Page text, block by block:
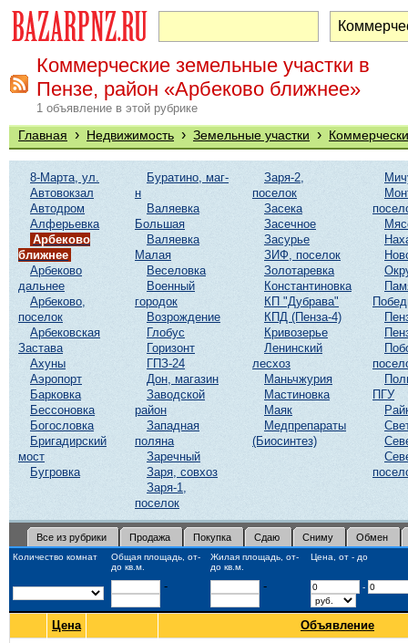
Коммерческие земельные участки в
Пензе, район «Арбеково ближнее»
1 объявление в этой рубрике
Главная › Недвижимость › Земельные участки ›
8-Марта, ул.
Автовокзал
Автодром
Алферьевка
Арбеково
ближнее
Арбеково
дальнее
Арбеково,
поселок
Арбековская
Застава
Ахуны
Аэропорт
Барковка
Бессоновка
Богословка
Бригадирский
мост
Бугровка
Буратино, маг-
н
Валяевка
Большая
Валяевка
Малая
Веселовка
Военный
городок
Возрождение
Глобус
Горизонт
ГПЗ-24
Дон, магазин
Заводской
район
Западная
поляна
Заречный
Заря, совхоз
Заря-1,
поселок
Заря-2,
поселок
Засека
Засечное
Засурье
ЗИФ, поселок
Золотаревка
Константиновка
КП "Дубрава"
КПД (Пенза-4)
Кривозерье
Ленинский
лесхоз
Маньчжурия
Мастиновка
Маяк
Медпрепараты
(Биосинтез)
ПГУ
Все из рубрики Продажа Покупка Сдаю Сниму Обмен
Количество комнат
Общая площадь, от-
до кв.м.
Жилая площадь, от-
до кв.м.
Цена, от - до
- - -
Цена Объявление